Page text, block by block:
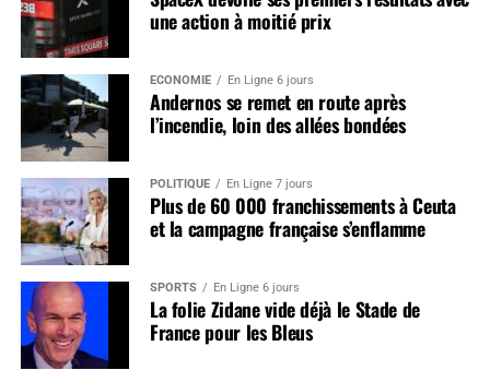
une action à moitié prix
ÉCONOMIE En Ligne 6 jours
Andernos se remet en route après
l’incendie, loin des allées bondées
POLITIQUE En Ligne 7 jours
Plus de 60 000 franchissements à Ceuta
et la campagne française s’enflamme
SPORTS En Ligne 6 jours
La folie Zidane vide déjà le Stade de
France pour les Bleus